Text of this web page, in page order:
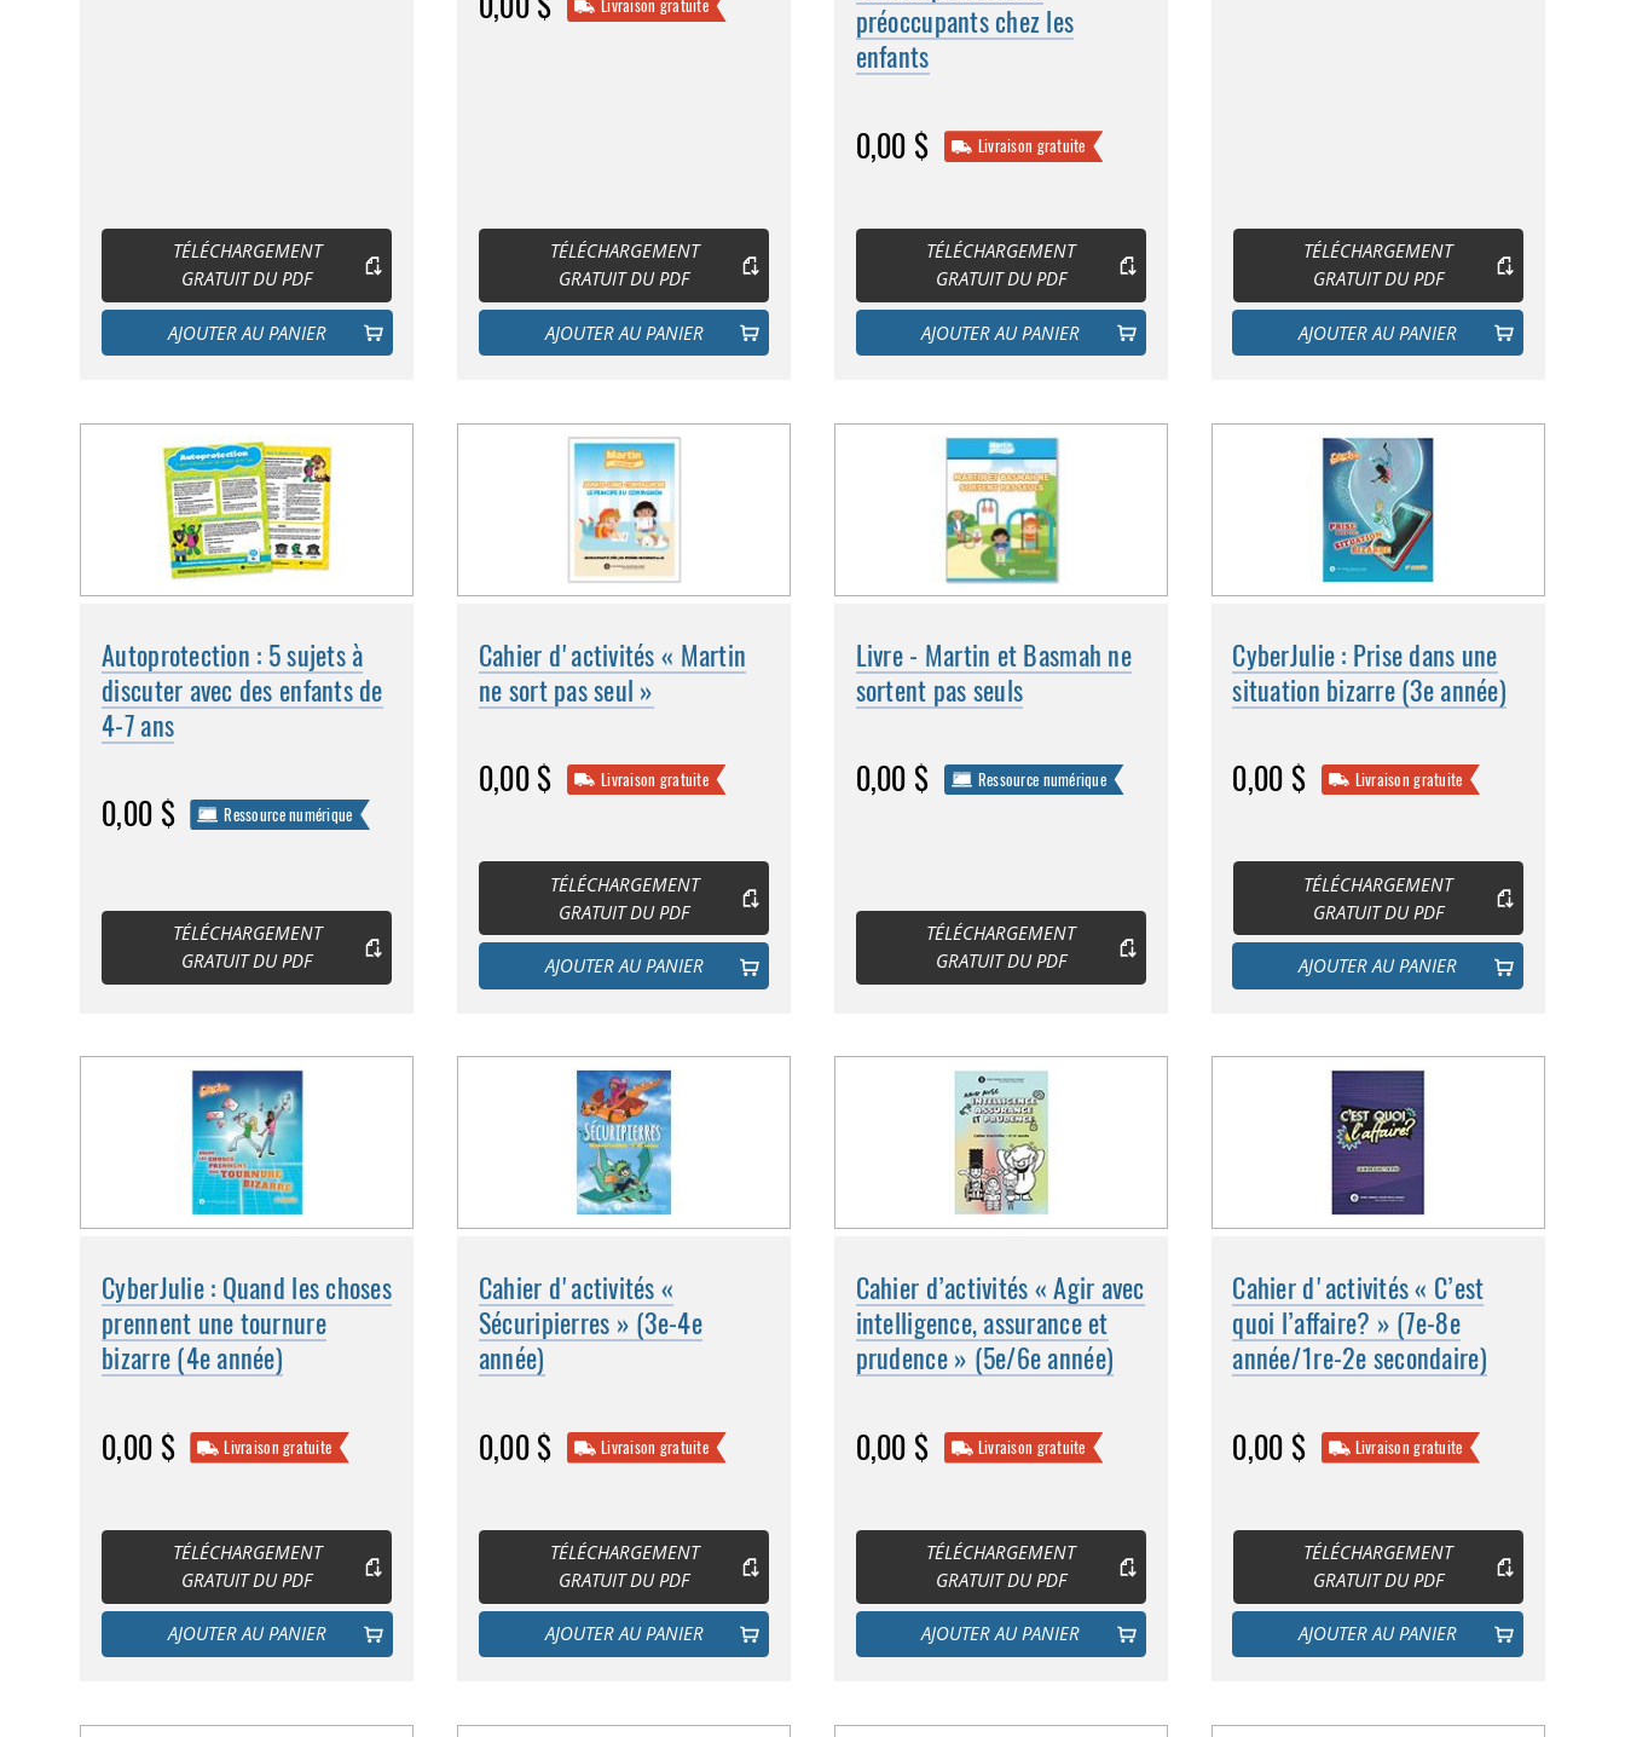
TÉLÉCHARGEMENT
GRATUIT DU PDF
AJOUTER AU PANIER
Livraison gratuite
TÉLÉCHARGEMENT
GRATUIT DU PDF
AJOUTER AU PANIER
préoccupants chez les
enfants
0,00 $ Livraison gratuite
TÉLÉCHARGEMENT
GRATUIT DU PDF
AJOUTER AU PANIER
TÉLÉCHARGEMENT
GRATUIT DU PDF
AJOUTER AU PANIER
Autoprotection : 5 sujets à
discuter avec des enfants de
4-7 ans
0,00 $ Ressource numérique
TÉLÉCHARGEMENT
GRATUIT DU PDF
Cahier d'activités « Martin
ne sort pas seul »
0,00 $ Livraison gratuite
TÉLÉCHARGEMENT
GRATUIT DU PDF
AJOUTER AU PANIER
Livre - Martin et Basmah ne
sortent pas seuls
0,00 $ Ressource numérique
TÉLÉCHARGEMENT
GRATUIT DU PDF
CyberJulie : Prise dans une
situation bizarre (3e année)
0,00 $ Livraison gratuite
TÉLÉCHARGEMENT
GRATUIT DU PDF
AJOUTER AU PANIER
CyberJulie : Quand les choses
prennent une tournure
bizarre (4e année)
0,00 $ Livraison gratuite
TÉLÉCHARGEMENT
GRATUIT DU PDF
AJOUTER AU PANIER
Cahier d'activités «
Sécuripierres » (3e-4e
année)
0,00 $ Livraison gratuite
TÉLÉCHARGEMENT
GRATUIT DU PDF
AJOUTER AU PANIER
Cahier d’activités « Agir avec
intelligence, assurance et
prudence » (5e/6e année)
0,00 $ Livraison gratuite
TÉLÉCHARGEMENT
GRATUIT DU PDF
AJOUTER AU PANIER
Cahier d'activités « C’est
quoi l’affaire? » (7e-8e
année/1re-2e secondaire)
0,00 $ Livraison gratuite
TÉLÉCHARGEMENT
GRATUIT DU PDF
AJOUTER AU PANIER